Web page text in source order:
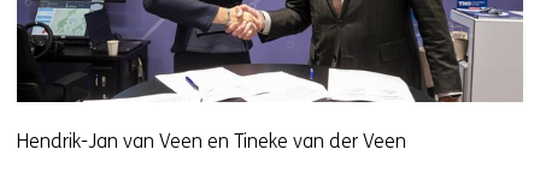
Hendrik-Jan van Veen en Tineke van der Veen